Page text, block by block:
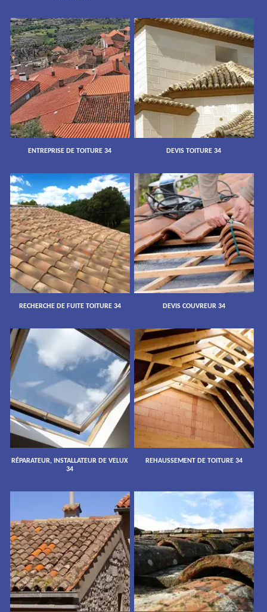
ENTREPRISE DE TOITURE 34 DEVIS TOITURE 34
RECHERCHE DE FUITE TOITURE 34 DEVIS COUVREUR 34
RÉPARATEUR, INSTALLATEUR DE VELUX
34
REHAUSSEMENT DE TOITURE 34